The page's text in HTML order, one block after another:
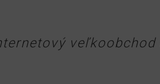
veľkoobchod